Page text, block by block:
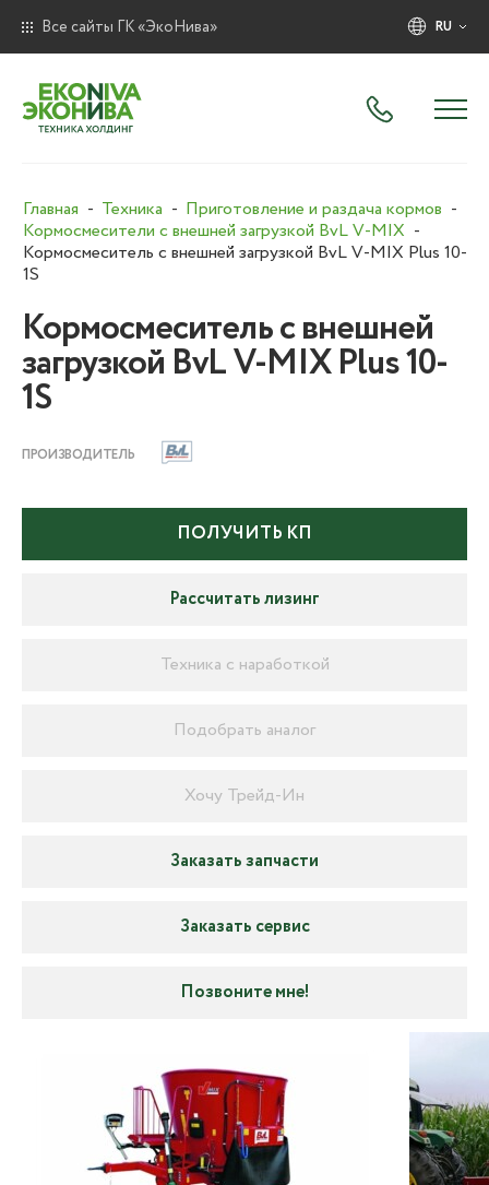
Все сайты ГК «ЭкоНива» RU
Главная Техника
Приготовление и раздача кормов
Кормосмесители с внешней загрузкой BvL V-MIX
Кормосмеситель с внешней загрузкой BvL V-MIX Plus 10-
1S
Кормосмеситель с внешней
загрузкой BvL V-MIX Plus 10-
1S
ПРОИЗВОДИТЕЛЬ
ПОЛУЧИТЬ КП
Рассчитать лизинг
Техника с наработкой
Подобрать аналог
Хочу Трейд-Ин
Заказать запчасти
Заказать сервис
Позвоните мне!